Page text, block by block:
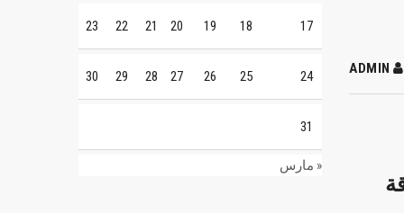
« مارس
17
18
19
20
21
22
23
24
25
26
27
28
29
30
31